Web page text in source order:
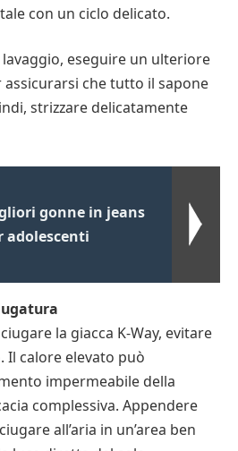
con un ciclo delicato.
eseguire un ulteriore
che tutto il sapone
strizzare delicatamente
gonne in jeans
adolescenti
la giacca K-Way, evitare
Il calore elevato può
impermeabile della
complessiva. Appendere
all’aria in un’area ben